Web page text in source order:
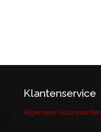
Klantenservice
Algemene Voorwaarden